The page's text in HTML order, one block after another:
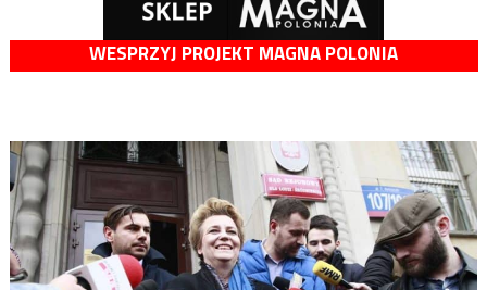
WESPRZYJ PROJEKT MAGNA POLONIA